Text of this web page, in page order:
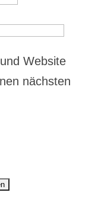
Website
nächsten